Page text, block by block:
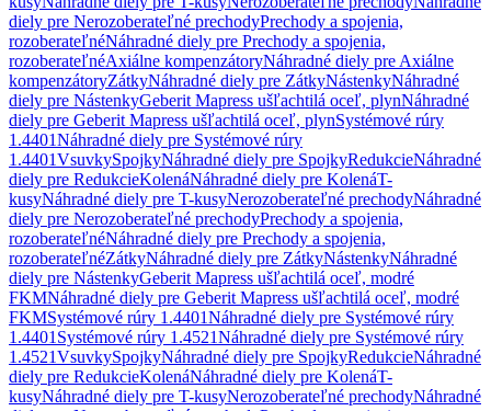
diely pre Nerozoberateľné prechodyPrechody a spojenia,
rozoberateľnéNáhradné diely pre Prechody a spojenia,
rozoberateľnéAxiálne kompenzátoryNáhradné diely pre Axiálne
kompenzátoryZátkyNáhradné diely pre ZátkyNástenkyNáhradné
diely pre NástenkyGeberit Mapress ušľachtilá oceľ, plynNáhradné
diely pre Geberit Mapress ušľachtilá oceľ, plynSystémové rúry
1.4401Náhradné diely pre Systémové rúry
1.4401VsuvkySpojkyNáhradné diely pre SpojkyRedukcieNáhradné
diely pre RedukcieKolenáNáhradné diely pre KolenáT-
kusyNáhradné diely pre T-kusyNerozoberateľné prechodyNáhradné
diely pre Nerozoberateľné prechodyPrechody a spojenia,
rozoberateľnéNáhradné diely pre Prechody a spojenia,
rozoberateľnéZátkyNáhradné diely pre ZátkyNástenkyNáhradné
diely pre NástenkyGeberit Mapress ušľachtilá oceľ, modré
FKMNáhradné diely pre Geberit Mapress ušľachtilá oceľ, modré
FKMSystémové rúry 1.4401Náhradné diely pre Systémové rúry
1.4401 Systémové rúry 1.4521Náhradné diely pre Systémové rúry
1.4521VsuvkySpojkyNáhradné diely pre SpojkyRedukcieNáhradné
diely pre RedukcieKolenáNáhradné diely pre KolenáT-
kusyNáhradné diely pre T-kusyNerozoberateľné prechodyNáhradné